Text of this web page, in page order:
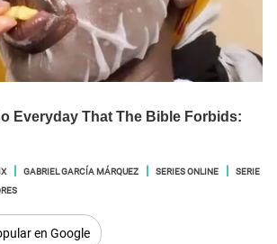
GABRIEL GARCÍA MÁRQUEZ SERIES ONLINE
SERIE
en Google